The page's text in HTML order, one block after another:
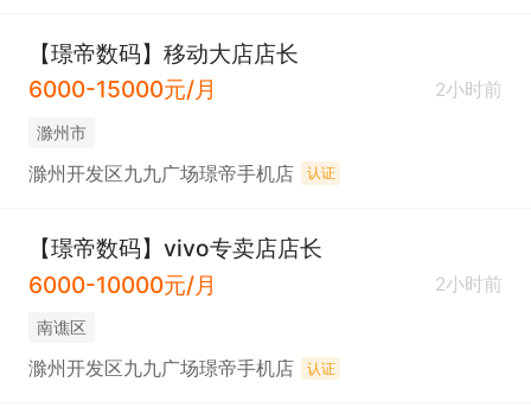
【璟帝数码】移动大店店长
6000-15000元/月
2小时前
滁州市
滁州开发区九九广场璟帝手机店 认证
【璟帝数码】vivo专卖店店长
6000-10000元/月
2小时前
南谯区
滁州开发区九九广场璟帝手机店 认证